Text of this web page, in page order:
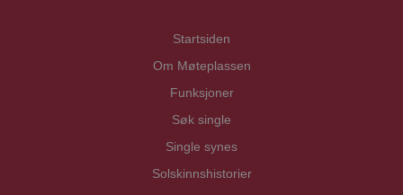
Startsiden
Om Møteplassen
Funksjoner
Søk single
Single synes
Solskinnshistorier